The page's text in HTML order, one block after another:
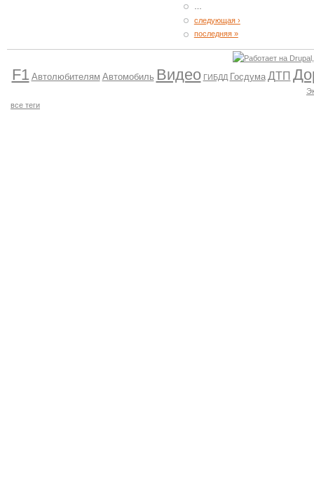
следующая ›
последняя »
F1 Автолюбителям Автомобиль Видео ГИБДД Госдума ДТП
все теги